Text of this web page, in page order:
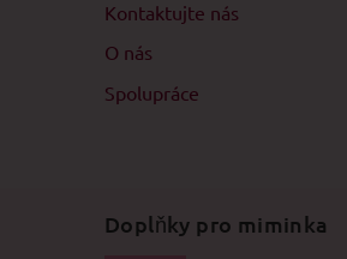
Kontaktujte nás
O nás
Spolupráce
Doplňky pro miminka